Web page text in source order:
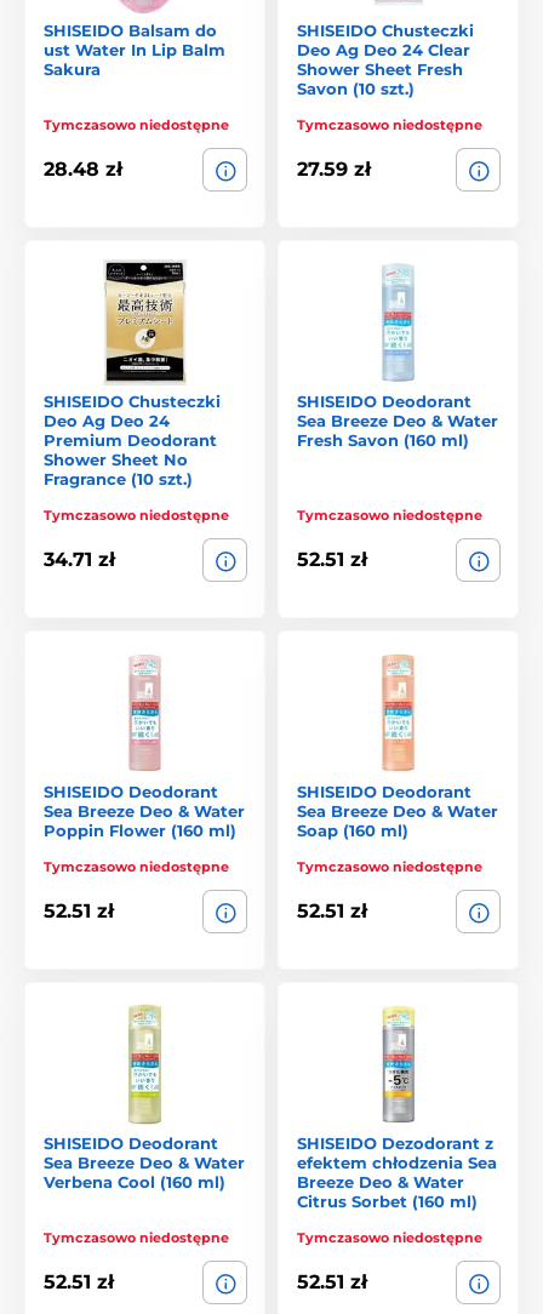
SHISEIDO Balsam do
ust Water In Lip Balm
Sakura
Tymczasowo niedostępne
28.48 zł
SHISEIDO Chusteczki
Deo Ag Deo 24 Clear
Shower Sheet Fresh
Savon (10 szt.)
Tymczasowo niedostępne
27.59 zł
SHISEIDO Chusteczki
Deo Ag Deo 24
Premium Deodorant
Shower Sheet No
Fragrance (10 szt.)
Tymczasowo niedostępne
34.71 zł
SHISEIDO Deodorant
Sea Breeze Deo & Water
Fresh Savon (160 ml)
Tymczasowo niedostępne
52.51 zł
SHISEIDO Deodorant
Sea Breeze Deo & Water
Poppin Flower (160 ml)
Tymczasowo niedostępne
52.51 zł
SHISEIDO Deodorant
Sea Breeze Deo & Water
Soap (160 ml)
Tymczasowo niedostępne
52.51 zł
SHISEIDO Deodorant
Sea Breeze Deo & Water
Verbena Cool (160 ml)
Tymczasowo niedostępne
52.51 zł
SHISEIDO Dezodorant z
efektem chłodzenia Sea
Breeze Deo & Water
Citrus Sorbet (160 ml)
Tymczasowo niedostępne
52.51 zł